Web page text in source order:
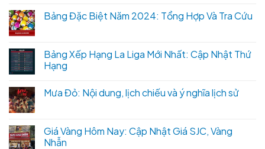
Bảng Đặc Biệt Năm 2024: Tổng Hợp Và Tra Cứu
Bảng Xếp Hạng La Liga Mới Nhất: Cập Nhật Thứ
Hạng
Mưa Đỏ: Nội dung, lịch chiếu và ý nghĩa lịch sử
Giá Vàng Hôm Nay: Cập Nhật Giá SJC, Vàng
Nhẫn